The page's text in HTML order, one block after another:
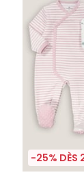
-25% DÈS